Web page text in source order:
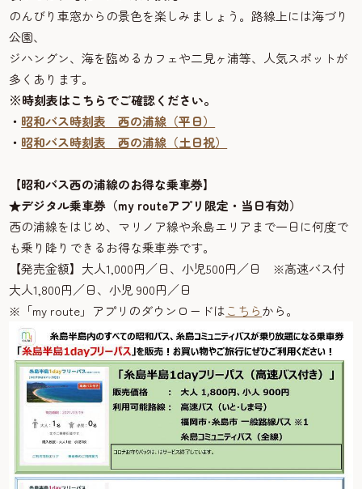
のんびり車窓からの景色を楽しみましょう。路線上には海づり
公園、
ジハングン、海を臨めるカフェや二見ヶ浦等、人気スポットが
多くあります。
※時刻表はこちらでご確認ください。
・ 昭和バス時刻表 西の浦線（平日）
・ 昭和バス時刻表 西の浦線（土日祝）
【昭和バス西の浦線のお得な乗車券】
★デジタル乗車券（my routeアプリ限定・当日有効）
西の浦線をはじめ、マリノア線や糸島エリアまで一日に何度で
も乗り降りできるお得な乗車券です。
【発売金額】大人1,000円／日、小児500円／日 ※高速バス付
大人1,800円／日、小児 900円／日
※「my route」アプリのダウンロードはこちらから。